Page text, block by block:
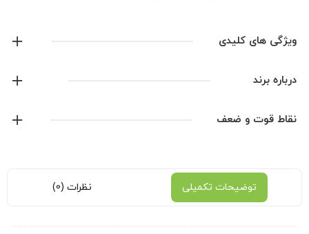
ویژگی های کلیدی
کیفیت پلیری
درباره برند
پوما
نقاط قوت و ضعف
توضیحات تکمیلی نظرات (0)